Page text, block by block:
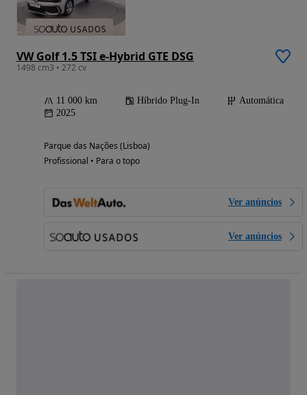
VW Golf 1.5 TSI e-Hybrid GTE DSG
1498 cm3 • 272 cv
11 000 km Híbrido Plug-In
Automática
2025
Parque das Nações (Lisboa)
Profissional • Para o topo
Ver anúncios
Ver anúncios